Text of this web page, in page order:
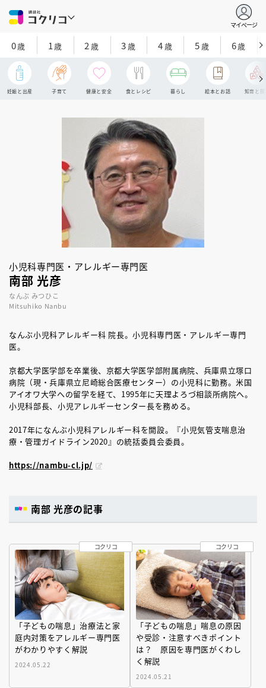
マイページ
0歳 1歳 2 歳 3歳 4歳 5歳 6歳
妊娠と出産 子育て 健康と安全 食とレシピ 暮らし 絵本とお話 知育と探
小児科専門医・アレルギー専門医
南部 光彦
なんぶ みつひこ
Mitsuhiko Nanbu
なんぶ小児科アレルギー科 院長。小児科専門医・アレルギー専門
医。
京都大学医学部を卒業後、京都大学医学部附属病院、兵庫県立塚口
病院（現・兵庫県立尼崎総合医療センター）の小児科に勤務。米国
アイオワ大学への留学を経て、1995年に天理よろづ相談所病院へ。
小児科部長、小児アレルギーセンター長を務める。
2017年になんぶ小児科アレルギー科を開設。『小児気管支喘息治
療・管理ガイドライン2020』の統括委員会委員。
https://nambu-cl.jp/
南部 光彦の記事
コクリコ
「子どもの喘息」治療法と家
庭内対策をアレルギー専門医
がわかりやすく解説
2024.05.22
コクリコ
「子どもの喘息」喘息の原因
や受診・注意すべきポイント
は？ 原因を専門医がくわし
く解説
2024.05.21